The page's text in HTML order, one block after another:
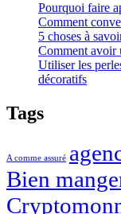
Pourquoi faire
Comment
5 choses à
Comment avoir
Utiliser les
décoratifs
Tags
A comme assuré
Bien